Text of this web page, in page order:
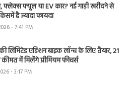
फ्लेक्स फ्यूल या EV कार? नई गाड़ी खरीदने से
है ज्यादा फायदा
- 7:41 PM
लिमिटेड एडिशन बाइक लॉन्च के लिए तैयार, 21
में मिलेंगे प्रीमियम फीचर्स
- 3:17 PM